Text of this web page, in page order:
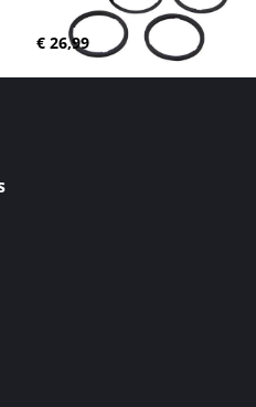
€ 26,99